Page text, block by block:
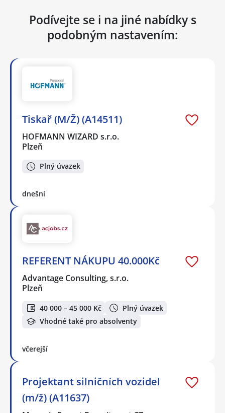
Podívejte se i na jiné nabídky s
podobným nastavením:
Tiskař (M/Ž) (A14511)
HOFMANN WIZARD s.r.o.
Plzeň
Plný úvazek
dnešní
REFERENT NÁKUPU 40.000Kč
Advantage Consulting, s.r.o.
Plzeň
40 000 – 45 000 Kč
Plný úvazek
Vhodné také pro absolventy
včerejší
Projektant silničních vozidel
(m/ž) (A11637)